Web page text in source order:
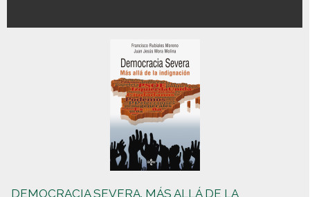
DEMOCRACIA SEVERA. MÁS ALLÁ DE LA